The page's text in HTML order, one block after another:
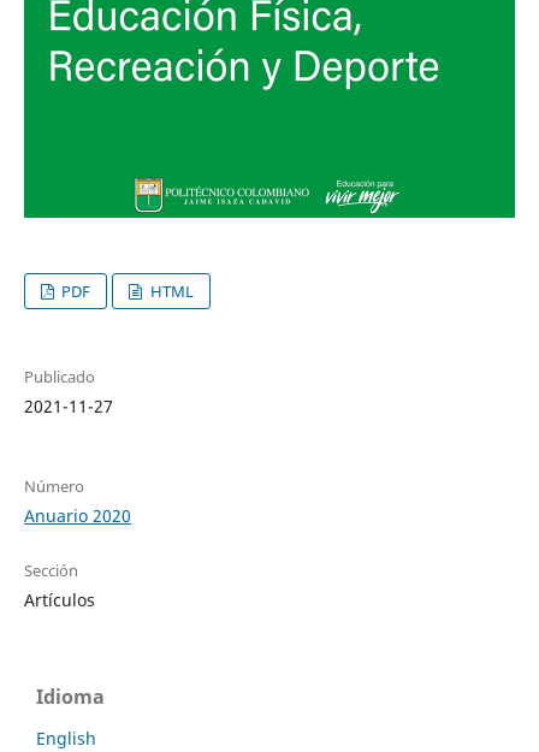
PDF HTML
Publicado
2021-11-27
Número
Anuario 2020
Sección
Artículos
Idioma
English